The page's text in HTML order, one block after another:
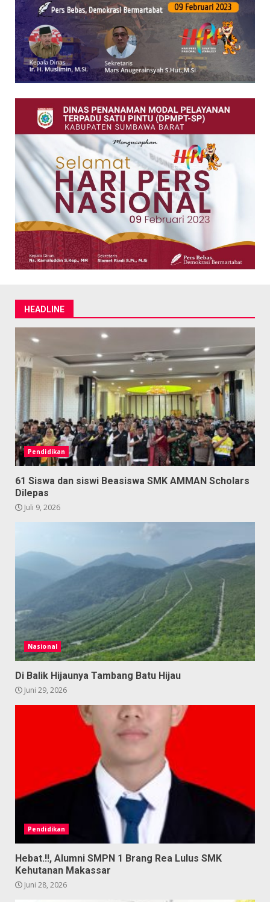
HEADLINE
Pendidikan
61 Siswa dan siswi Beasiswa SMK AMMAN Scholars
Dilepas
Juli 9, 2026
Nasional
Di Balik Hijaunya Tambang Batu Hijau
Juni 29, 2026
Pendidikan
Hebat.!!, Alumni SMPN 1 Brang Rea Lulus SMK
Kehutanan Makassar
Juni 28, 2026